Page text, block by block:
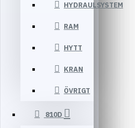
HYDRAULSYSTEM
RAM
HYTT
KRAN
ÖVRIGT
810D